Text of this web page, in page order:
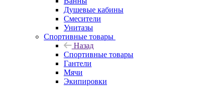
Душевые кабины
Смесители
Унитазы
Спортивные товары
Назад
Спортивные товары
Гантели
Мячи
Экипировки